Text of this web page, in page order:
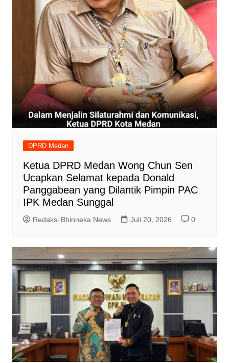
DPRD Medan
Ketua DPRD Medan Wong Chun Sen
Ucapkan Selamat kepada Donald
Panggabean yang Dilantik Pimpin PAC
IPK Medan Sunggal
Redaksi Bhinneka News Juli 20, 2026 0